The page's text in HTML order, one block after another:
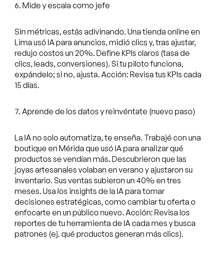
6. Mide y escala como jefe
Sin métricas, estás adivinando. Una tienda online en
Lima usó IA para anuncios, midió clics y, tras ajustar,
redujo costos un 20%. Define KPIs claros (tasa de
clics, leads, conversiones). Si tu piloto funciona,
expándelo; si no, ajusta. Acción: Revisa tus KPIs cada
15 días.
7. Aprende de los datos y reinvéntate (nuevo paso)
La IA no solo automatiza, te enseña. Trabajé con una
boutique en Mérida que usó IA para analizar qué
productos se vendían más. Descubrieron que las
joyas artesanales volaban en verano y ajustaron su
inventario. Sus ventas subieron un 40% en tres
meses. Usa los insights de la IA para tomar
decisiones estratégicas, como cambiar tu oferta o
enfocarte en un público nuevo. Acción: Revisa los
reportes de tu herramienta de IA cada mes y busca
patrones (ej. qué productos generan más clics).